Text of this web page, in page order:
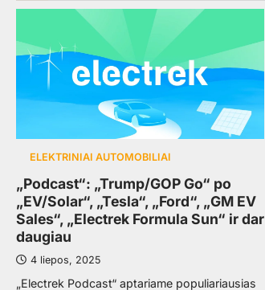
ELEKTRINIAI AUTOMOBILIAI
„Podcast“: „Trump/GOP Go“ po
„EV/Solar“, „Tesla“, „Ford“, „GM EV
Sales“, „Electrek Formula Sun“ ir dar
daugiau
4 liepos, 2025
„Electrek Podcast“ aptariame populiariausias